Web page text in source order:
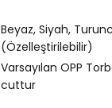
Beyaz, Siyah,
(Özelleştirilebilir)
Varsayılan OPP
cuttur